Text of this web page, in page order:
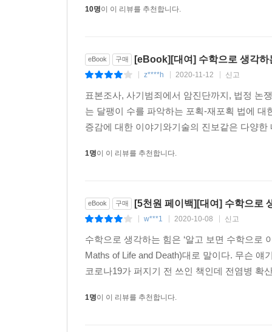
1장 〈눈 깜짝할 사이에 변해버린 세상〉에서는
2장 〈암 진단을 받고도 침착을 유지하려면〉에
수 있는지를 살피며, 의학적 판단에 수학적 기준
3장 〈수학으로 만들어낸 유죄〉는 추리 소설
상고 끝에 무죄로 석방되었고, 이 재판은 영국
4장 〈통계에 속지 않는 법〉은 미디어가 수학
편향, 통계 수치를 교란하는 평균으로의 회귀 등을
5장 〈잘못된 자리와 잘못된 시간〉은 수
사건들에서부터, 고대 문명에서부터 수 체계가
10명이 이 리뷰를 추천합니다.
eBook 구매 [eBook][대여] 수학으로 생각하
z****h 2020-11-12 신고
표본조사, 사기범죄에서 암진단까지, 법정 논
는 달팽이 수를 파악하는 포획-재포획 법에
증감에 대한 이야기와기술의 진보같은 다양
1명이 이 리뷰를 추천합니다.
eBook 구매 [5천원 페이백][대여] 수학으로
w***1 2020-10-08 신고
수학으로 생각하는 힘은 ‘알고 보면 수학으로
Maths of Life and Death)대로 말이다. 무슨 얘
코로나19가 퍼지기 전 쓰인 책인데 전염병 확
1명이 이 리뷰를 추천합니다.